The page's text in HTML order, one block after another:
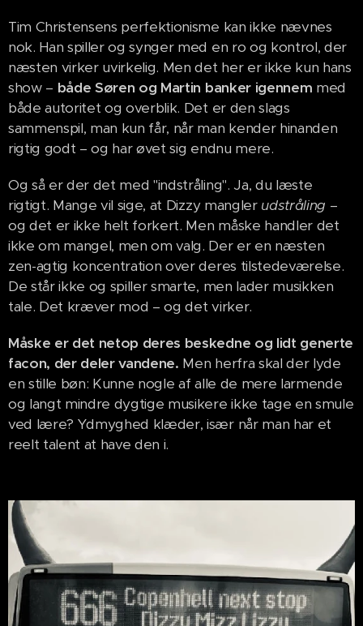
Tim Christensens perfektionisme kan ikke nævnes
nok. Han spiller og synger med en ro og kontrol, der
næsten virker uvirkelig. Men det her er ikke kun hans
show – både Søren og Martin banker igennem med
både autoritet og overblik. Det er den slags
sammenspil, man kun får, når man kender hinanden
rigtig godt – og har øvet sig endnu mere.
Og så er der det med "indstråling". Ja, du læste
rigtigt. Mange vil sige, at Dizzy mangler udstråling –
og det er ikke helt forkert. Men måske handler det
ikke om mangel, men om valg. Der er en næsten
zen-agtig koncentration over deres tilstedeværelse.
De står ikke og spiller smarte, men lader musikken
tale. Det kræver mod – og det virker.
Måske er det netop deres beskedne og lidt generte
facon, der deler vandene. Men herfra skal der lyde
en stille bøn: Kunne nogle af alle de mere larmende
og langt mindre dygtige musikere ikke tage en smule
ved lære? Ydmyghed klæder, især når man har et
reelt talent at have den i.